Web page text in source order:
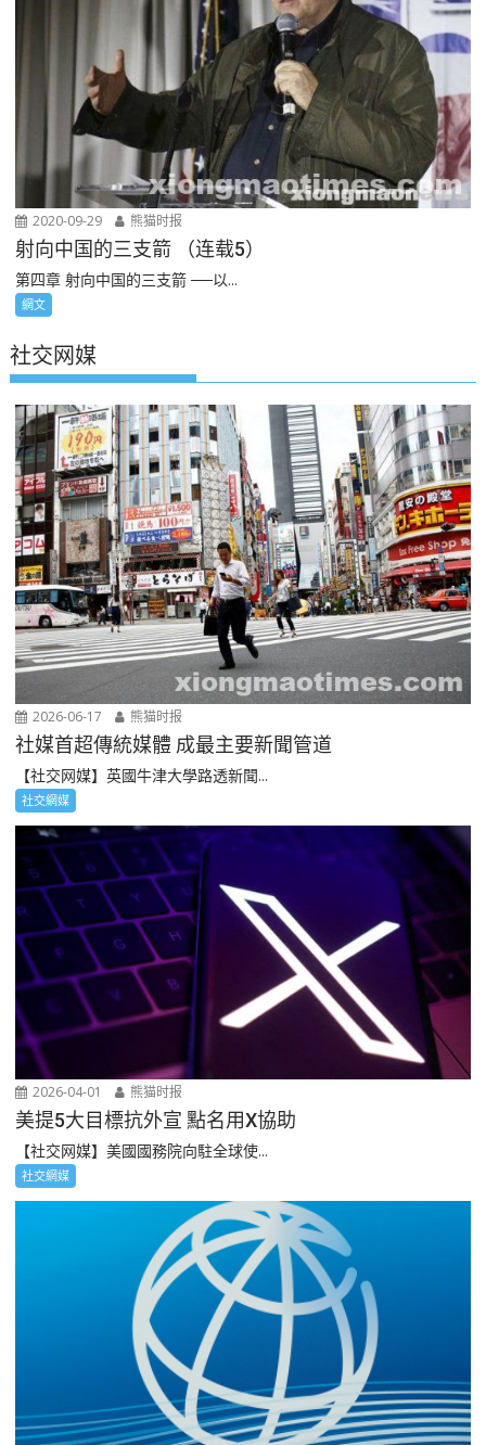
2020-09-29 熊猫时报
射向中国的三支箭 （连载5）
第四章 射向中国的三支箭 ──以...
網文
社交网媒
2026-06-17 熊猫时报
社媒首超傳統媒體 成最主要新聞管道
【社交网媒】英國牛津大學路透新聞...
社交網媒
2026-04-01 熊猫时报
美提5大目標抗外宣 點名用X協助
【社交网媒】美國國務院向駐全球使...
社交網媒